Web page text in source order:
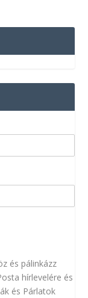
és pálinkázz
hírlevelére és
és Párlatok